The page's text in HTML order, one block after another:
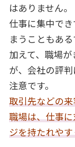
はありません。
仕事に集中で
まうこともある
加えて、職場
が、会社の評
注意です。
取引先などの
職場は、仕事
ジを持たれや